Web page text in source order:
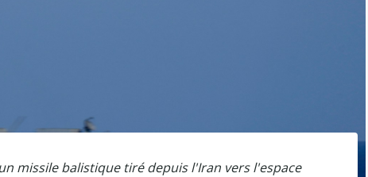
missile balistique tiré depuis l'Iran vers l'espace